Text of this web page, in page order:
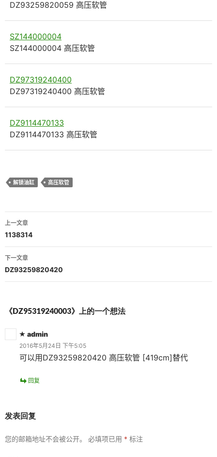
DZ93259820059 高压软管
SZ144000004
SZ144000004 高压软管
DZ97319240400
DZ97319240400 高压软管
DZ9114470133
DZ9114470133 高压软管
解锁油缸 高压软管
文
章
导
航
上一文章
1138314
下一文章
DZ93259820420
《DZ95319240003》上的一个想法
admin
2016年5月24日 下午5:05
可以用DZ93259820420 高压软管 [419cm]替代
回复
发表回复
您的邮箱地址不会被公开。 必填项已用 * 标注